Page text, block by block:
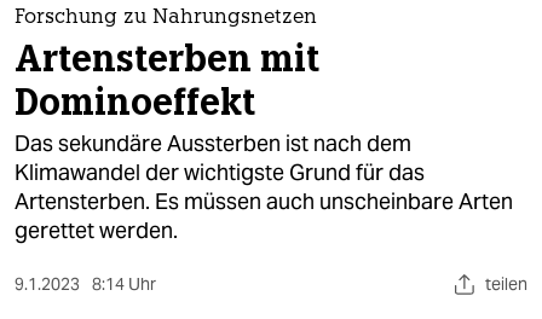
themen
politik
öko
gesellschaft
kultur
sport
Forschung zu Nahrungsnetzen
Artensterben mit
Dominoeffekt
Das sekundäre Aussterben ist nach dem
Klimawandel der wichtigste Grund für das
Artensterben. Es müssen auch unscheinbare Arten
gerettet werden.
9.1.2023 8:14 Uhr teilen